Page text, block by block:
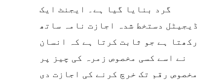
گرد بنایا گیا ہے۔ ایجنٹ ایک
ڈیجیٹل دستخط شدہ اجازت نامہ ساتھ
رکھتا ہے جو ثابت کرتا ہے کہ انسان
نے اسے کسی مخصوص زمرہ کی چیز پر
مخصوص رقم تک خرچ کرنے کی اجازت دی